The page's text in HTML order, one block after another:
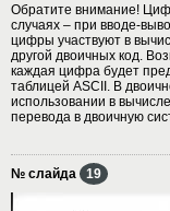
Обратите внимание!
случаях – при вводе-
цифры участвуют в
другой двоичных код.
каждая цифра будет
таблицей ASCII. В
использовании в
перевода в двоичную
№ слайда 19